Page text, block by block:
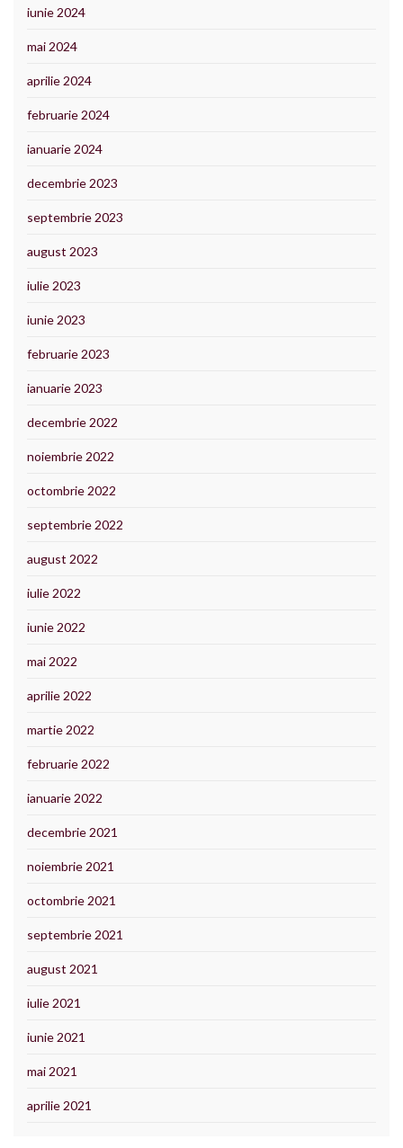
iunie 2024
mai 2024
aprilie 2024
februarie 2024
ianuarie 2024
decembrie 2023
septembrie 2023
august 2023
iulie 2023
iunie 2023
februarie 2023
ianuarie 2023
decembrie 2022
noiembrie 2022
octombrie 2022
septembrie 2022
august 2022
iulie 2022
iunie 2022
mai 2022
aprilie 2022
martie 2022
februarie 2022
ianuarie 2022
decembrie 2021
noiembrie 2021
octombrie 2021
septembrie 2021
august 2021
iulie 2021
iunie 2021
mai 2021
aprilie 2021